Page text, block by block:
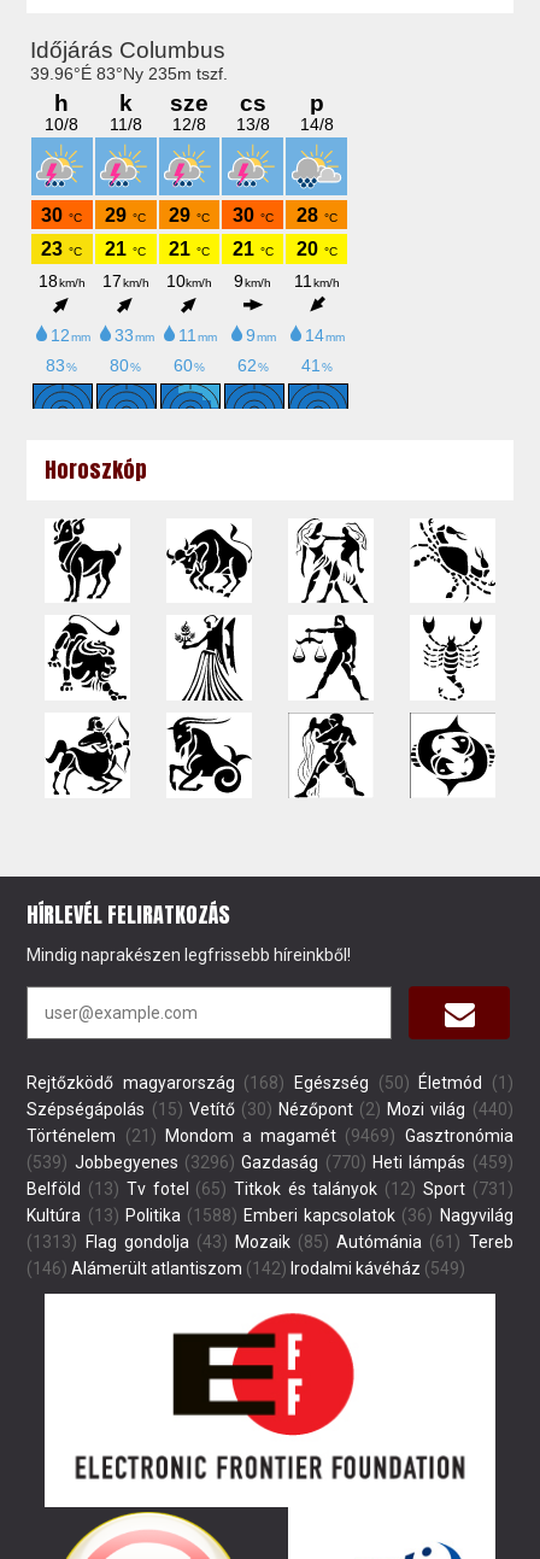
Horoszkóp
HÍRLEVÉL FELIRATKOZÁS
Mindig naprakészen legfrissebb híreinkből!
Rejtőzködő magyarország (168) Egészség (50) Életmód
(1)
Szépségápolás (15) Vetítő(30) Nézőpont (2) Mozi világ (440)
Történelem (21) Mondom a magamét (9469) Gasztronómia
(539) Jobbegyenes (3296) Gazdaság (770) Heti lámpás (459)
Belföld (13) Tv fotel (65) Titkok és talányok (12) Sport(731)
Kultúra (13) Politika (1588) Emberi kapcsolatok (36) Nagyvilág
(1313)
Flag gondolja (43) Mozaik (85) Autómánia (61) Tereb
(146) Alámerült atlantiszom (142) Irodalmi kávéház (549)